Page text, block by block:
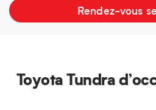
Fermé : Ouverture-
Rendez-vous
Toyota Tundra